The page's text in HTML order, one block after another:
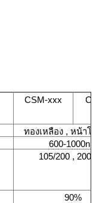
CSM-xxx
ทองเหลือง , หน้าโ
600-
105/200 , 200/
90%